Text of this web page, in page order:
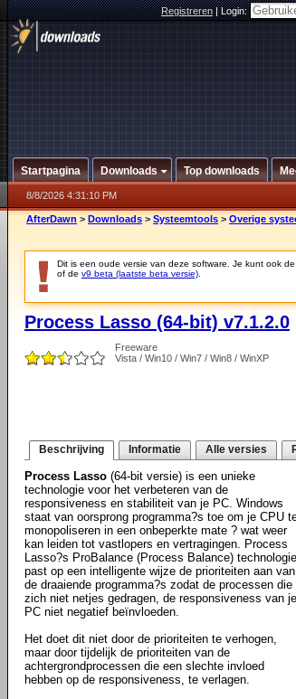
Registreren|Login:
Startpagina Downloads Top downloads
8/8/2026 4:31:10 PM
AfterDawn > Downloads > Systeemtools > Overige
Dit is een oude versie van deze software. Je kunt ook de
of de v9 beta (laatste beta versie)
Process Lasso (64-bit) v7.1.2.0
Freeware
Vista / Win10 / Win7 / Win8 / WinXP
Beschrijving Informatie Alle versies
Process Lasso (64-bit versie) is een unieke
technologie voor het verbeteren van de
responsiveness en stabiliteit van je PC. Windows
staat van oorsprong programma?s toe om je CPU
monopoliseren in een onbeperkte mate ? wat weer
kan leiden tot vastlopers en vertragingen. Process
Lasso?s ProBalance (Process Balance) technologie
past op een intelligente wijze de prioriteiten aan van
de draaiende programma?s zodat de processen die
zich niet netjes gedragen, de responsiveness van je
PC niet negatief beïnvloeden.
Het doet dit niet door de prioriteiten te verhogen,
maar door tijdelijk de prioriteiten van de
achtergrondprocessen die een slechte invloed
hebben op de responsiveness, te verlagen.